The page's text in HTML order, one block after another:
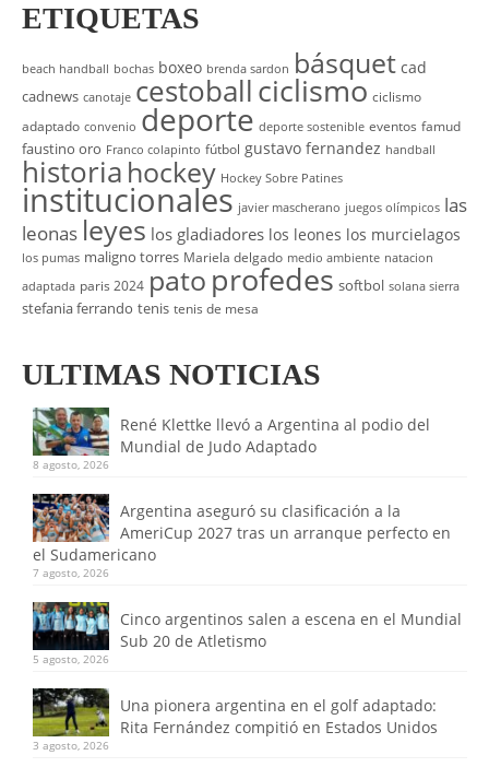
ETIQUETAS
beach handball bochas boxeo brenda sardon básquet cad
cadnews canotaje cestoballciclismo ciclismo
adaptado convenio deporte deporte sostenible eventos famud
faustino oro Franco colapinto fútbol gustavo fernandez handball
historia hockey Hockey Sobre Patines
institucionales javier mascherano juegos olímpicos las
leonas leyes los gladiadores los leones los murcielagos
los pumas maligno torres Mariela delgado medio ambiente natacion
adaptada paris 2024 pato profedes softbol solana sierra
stefania ferrando tenis tenis de mesa
ULTIMAS NOTICIAS
René Klettke llevó a Argentina al podio del
Mundial de Judo Adaptado
8 agosto, 2026
Argentina aseguró su clasificación a la
AmeriCup 2027 tras un arranque perfecto en
el Sudamericano
7 agosto, 2026
Cinco argentinos salen a escena en el Mundial
Sub 20 de Atletismo
5 agosto, 2026
Una pionera argentina en el golf adaptado:
Rita Fernández compitió en Estados Unidos
3 agosto, 2026